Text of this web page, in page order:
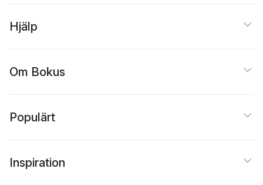
Hjälp
Om Bokus
Populärt
Inspiration